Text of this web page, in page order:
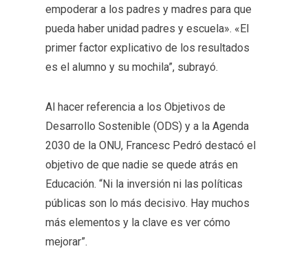
empoderar a los padres y madres para que
pueda haber unidad padres y escuela». «El
primer factor explicativo de los resultados
es el alumno y su mochila”, subrayó.
Al hacer referencia a los Objetivos de
Desarrollo Sostenible (ODS) y a la Agenda
2030 de la ONU, Francesc Pedró destacó el
objetivo de que nadie se quede atrás en
Educación. “Ni la inversión ni las políticas
públicas son lo más decisivo. Hay muchos
más elementos y la clave es ver cómo
mejorar”.